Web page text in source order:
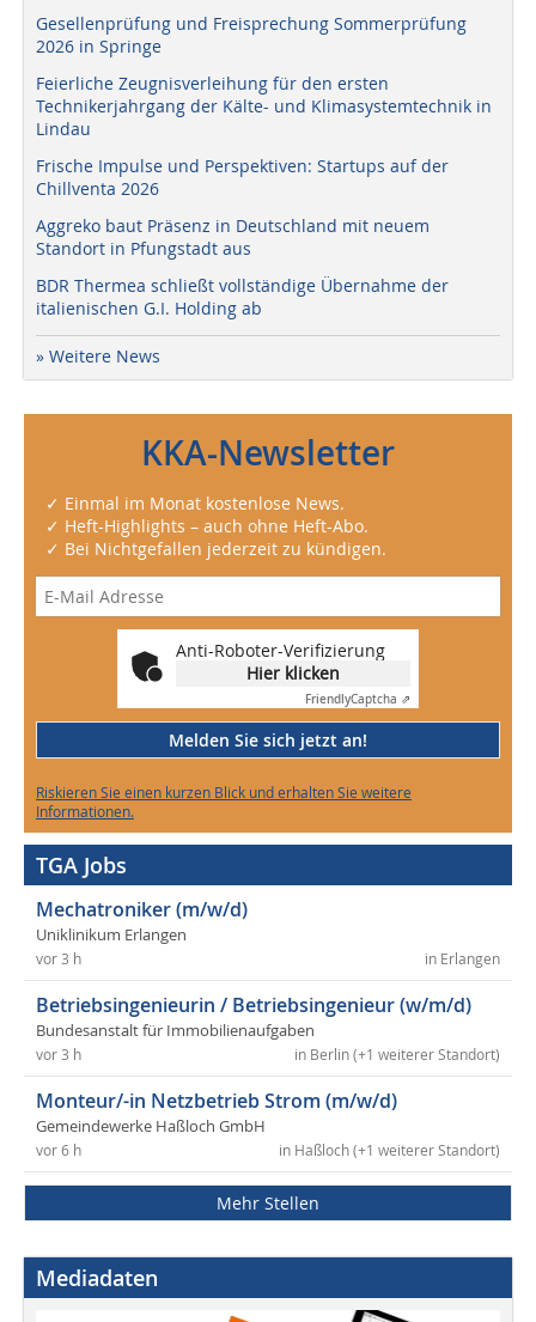
Gesellenprüfung und Freisprechung Sommerprüfung
2026 in Springe
Feierliche Zeugnisverleihung für den ersten
Technikerjahrgang der Kälte- und Klimasystemtechnik in
Lindau
Frische Impulse und Perspektiven: Startups auf der
Chillventa 2026
Aggreko baut Präsenz in Deutschland mit neuem
Standort in Pfungstadt aus
BDR Thermea schließt vollständige Übernahme der
italienischen G.I. Holding ab
» Weitere News
KKA-Newsletter
✓ Einmal im Monat kostenlose News.
✓ Heft-Highlights – auch ohne Heft-Abo.
✓ Bei Nichtgefallen jederzeit zu kündigen.
Anti-Roboter-Verifizierung
Hier klicken
FriendlyCaptcha ⇗
Melden Sie sich jetzt an!
Riskieren Sie einen kurzen Blick und erhalten Sie weitere
Informationen.
TGA Jobs
Mechatroniker (m/w/d)
Uniklinikum Erlangen
in Erlangen
vor 3 h
Betriebsingenieurin / Betriebsingenieur (w/m/d)
Bundesanstalt für Immobilienaufgaben
in Berlin (+1 weiterer Standort)
vor 3 h
Monteur/-in Netzbetrieb Strom (m/w/d)
Gemeindewerke Haßloch GmbH
in Haßloch (+1 weiterer Standort)
vor 6 h
Mehr Stellen
Mediadaten